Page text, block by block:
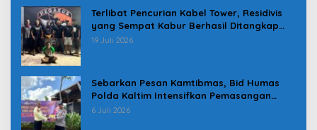
Terlibat Pencurian Kabel Tower, Residivis
yang Sempat Kabur Berhasil Ditangkap
Tim Gabungan di Jeneponto
19 Juli 2026
Sebarkan Pesan Kamtibmas, Bid Humas
Polda Kaltim Intensifkan Pemasangan
Spanduk serta Pembagian Stiker
6 Juli 2026